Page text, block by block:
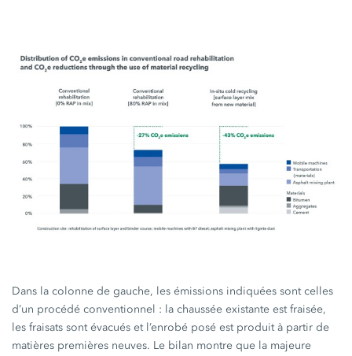
Dans la colonne de gauche, les émissions indiquées sont celles
d’un procédéconventionnel : la chaussée existante est fraisée,
les fraisats sont évacués et l’enrobé posé est produit à partir de
matières premières neuves. Le bilan montre que la majeure